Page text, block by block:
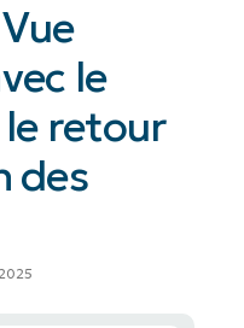
le
retour
des